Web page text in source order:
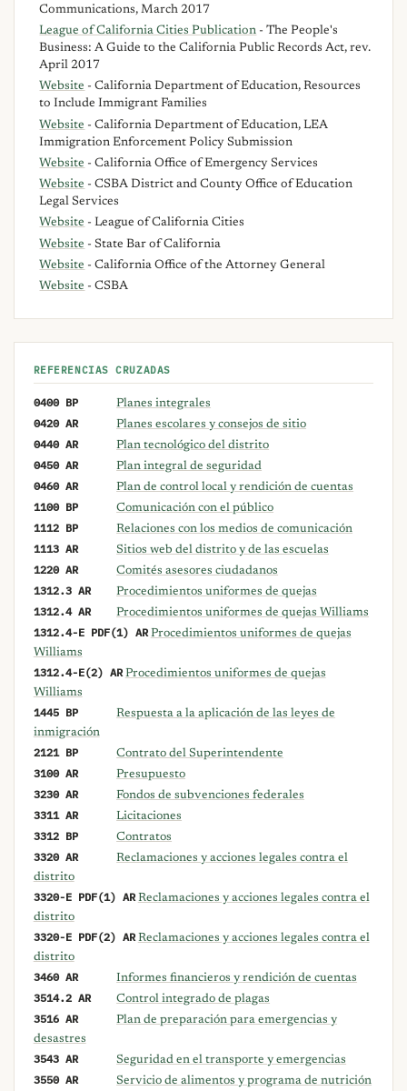
Communications, March 2017
League of California Cities Publication - The People's
Business: A Guide to the California Public Records Act, rev.
April 2017
Website - California Department of Education, Resources
to Include Immigrant Families
Website - California Department of Education, LEA
Immigration Enforcement Policy Submission
Website - California Office of Emergency Services
Website - CSBA District and County Office of Education
Legal Services
Website - League of California Cities
Website - State Bar of California
Website - California Office of the Attorney General
Website - CSBA
REFERENCIAS CRUZADAS
0400 BP Planes integrales
0420 AR Planes escolares y consejos de sitio
0440 AR Plan tecnológico del distrito
0450 AR Plan integral de seguridad
0460 AR Plan de control local y rendición de cuentas
1100 BP Comunicación con el público
1112 BP Relaciones con los medios de comunicación
1113 AR Sitios web del distrito y de las escuelas
1220 AR Comités asesores ciudadanos
1312.3 AR Procedimientos uniformes de quejas
1312.4 AR Procedimientos uniformes de quejas Williams
1312.4-E PDF(1) AR Procedimientos uniformes de quejas
Williams
1312.4-E(2) AR Procedimientos uniformes de quejas
Williams
1445 BP
Respuesta a la aplicación de las leyes de
inmigración
2121 BP Contrato del Superintendente
3100 AR Presupuesto
3230 AR Fondos de subvenciones federales
3311 AR Licitaciones
3312 BP Contratos
3320 AR
Reclamaciones y acciones legales contra el
distrito
3320-E PDF(1) AR Reclamaciones y acciones legales contra el
distrito
3320-E PDF(2) AR Reclamaciones y acciones legales contra el
distrito
3460 AR Informes financieros y rendición de cuentas
3514.2 AR Control integrado de plagas
3516 AR
Plan de preparación para emergencias y
desastres
3543 AR Seguridad en el transporte y emergencias
3550 AR
Servicio de alimentos y programa de nutrición